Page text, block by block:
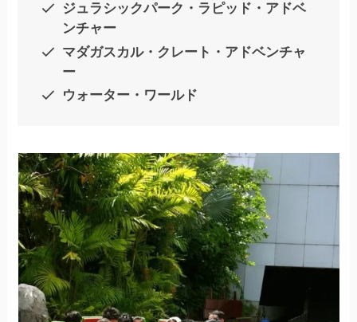
ジュラシックパーク・ラピッド・アドベ
ンチャー
マダガスカル・クレート・アドベンチャ
ー
ウォーター・ワールド